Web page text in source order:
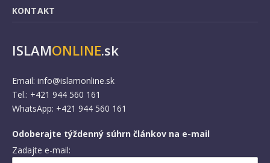
KONTAKT
ISLAMONLINE.sk
Email: info@islamonline.sk
Tel.: +421 944 560 161
WhatsApp: +421 944 560 161
Odoberajte týždenný súhrn článkov na e-mail
Zadajte e-mail: